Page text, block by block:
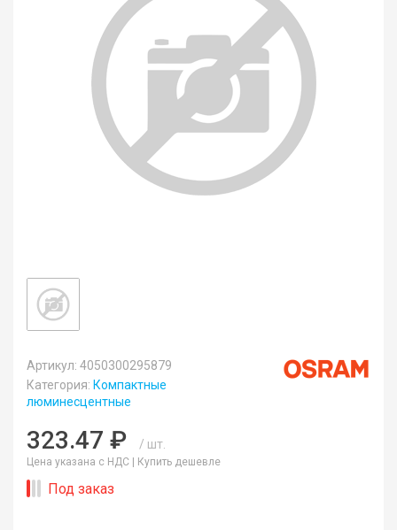
Артикул: 4050300295879
Категория: Компактные
люминесцентные
323.47 ₽ / шт.
Цена указана с НДС | Купить дешевле
Под заказ